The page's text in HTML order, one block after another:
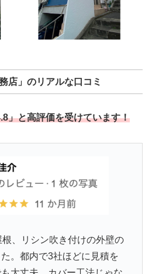
店」のリアルな口コミ
」と高評価を受けています！
、リシン吹き付けの外壁の
。都内で3社ほどに見積を